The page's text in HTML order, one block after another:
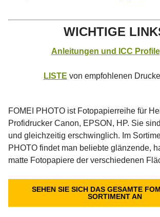
WICHTIGE
Anleitungen und ICC Profile
LISTE von empfohlenen
FOMEI PHOTO ist Fotopapierreihe für
Profidrucker Canon, EPSON, HP. Sie
und gleichzeitig erschwinglich. Im
PHOTO findet man beliebte glänzende,
matte Fotopapiere der verschiedenen
SEHEN SIE SICH DAS GESAMTE
SORTIMENT AN